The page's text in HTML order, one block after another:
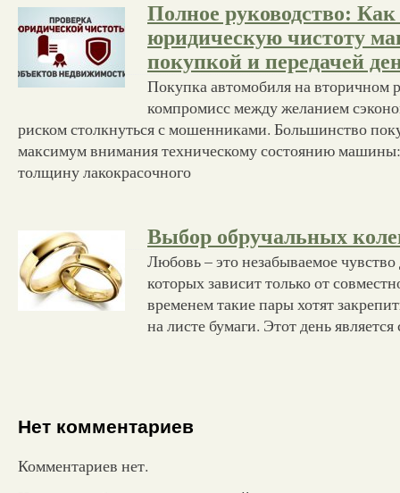
Полное руководство:
юридическую чистоту
покупкой и передачей
Покупка автомобиля на вторичном
компромисс между желанием
риском столкнуться с мошенниками. Большинство
максимум внимания техническому состоянию
толщину лакокрасочного
Выбор обручальных
Любовь – это незабываемое
которых зависит только от
временем такие пары хотят
на листе бумаги. Этот день
Нет комментариев
Комментариев нет.